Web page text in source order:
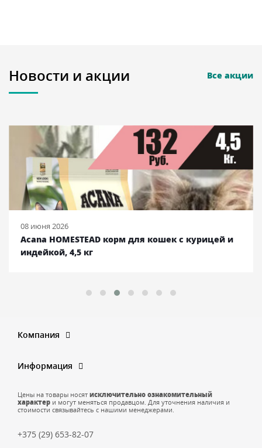
Новости и акции Все акции
08 июня 2026
Acana HOMESTEAD корм для кошек с курицей и
индейкой, 4,5 кг
Компания
Информация
Цены на товары носят исключительно ознакомительный
характер и могут меняться продавцом. Для уточнения наличия и
стоимости связывайтесь с нашими менеджерами.
+375 (29) 653-82-07